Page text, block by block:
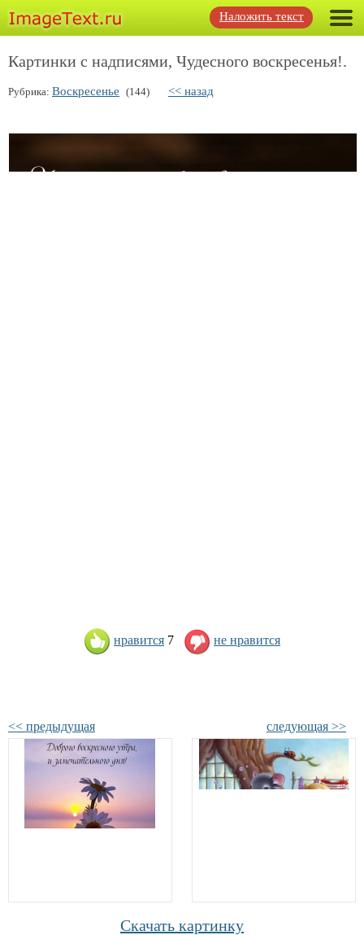
Наложить текст
Картинки с надписями, Чудесного воскресенья!.
Рубрика: Воскресенье (144) << назад
нравится 7 не нравится
<< предыдущая следующая >>
Скачать картинку